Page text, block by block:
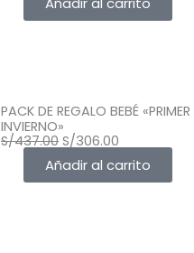
PACK DE REGALO BEBÉ «PRIMER
INVIERNO»
S/437.00 El
precio
original
era:
S/306.00
precio
actual
es:
Añadir al carrito